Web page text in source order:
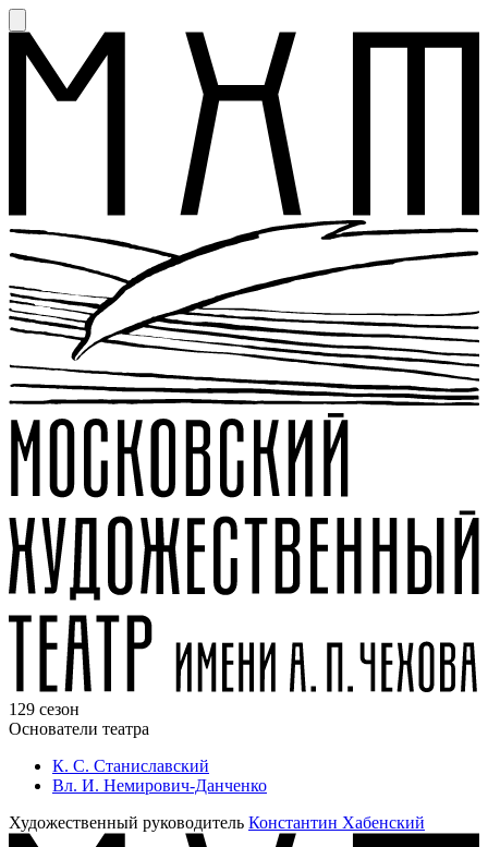
129 сезон
Основатели театра
К. С. Станиславский
Вл. И. Немирович-Данченко
Художественный руководитель Константин Хабенский